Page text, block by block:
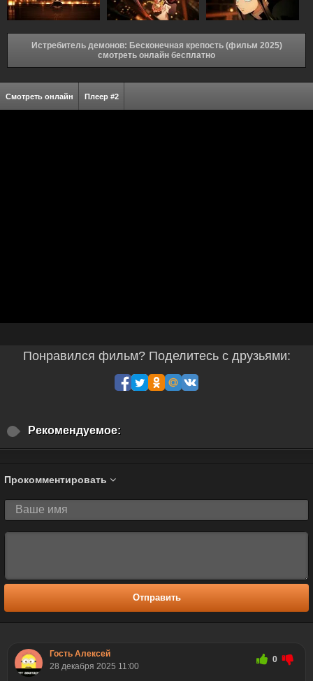
Истребитель демонов: Бесконечная крепость (фильм 2025)
смотреть онлайн бесплатно
Смотреть онлайн Плеер #2
Понравился фильм? Поделитесь с друзьями:
Рекомендуемое:
Прокомментировать
Отправить
Гость Алексей
28 декабря 2025 11:00
0